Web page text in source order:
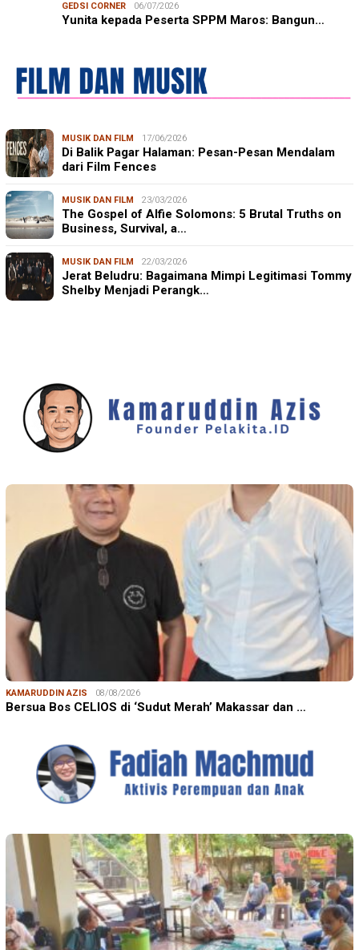
GEDSI CORNER 06/07/2026
Yunita kepada Peserta SPPM Maros: Bangun…
MUSIK DAN FILM 17/06/2026
Di Balik Pagar Halaman: Pesan-Pesan Mendalam
dari Film Fences
MUSIK DAN FILM 23/03/2026
The Gospel of Alfie Solomons: 5 Brutal Truths on
Business, Survival, a…
MUSIK DAN FILM 22/03/2026
Jerat Beludru: Bagaimana Mimpi Legitimasi Tommy
Shelby Menjadi Perangk…
KAMARUDDIN AZIS 08/08/2026
Bersua Bos CELIOS di ‘Sudut Merah’ Makassar dan …